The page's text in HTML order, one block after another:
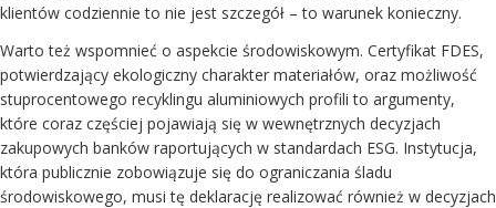
klientów codziennie to nie jest szczegół – to warunek konieczny.
Warto też wspomnieć o aspekcie środowiskowym. Certyfikat FDES,
potwierdzający ekologiczny charakter materiałów, oraz możliwość
stuprocentowego recyklingu aluminiowych profili to argumenty,
które coraz częściej pojawiają się w wewnętrznych decyzjach
zakupowych banków raportujących w standardach ESG. Instytucja,
która publicznie zobowiązuje się do ograniczania śladu
środowiskowego, musi tę deklarację realizować również w decyzjach